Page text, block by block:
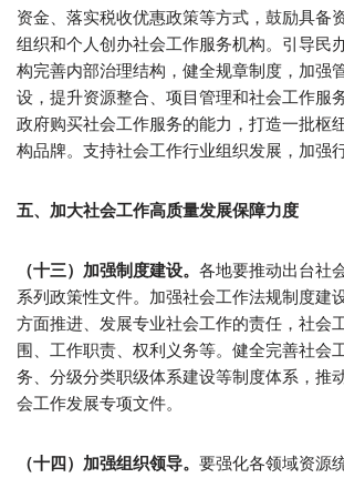
资金、落实税收优惠政策等方式，鼓励具备
组织和个人创办社会工作服务机构。引导民
构完善内部治理结构，健全规章制度，加强
设，提升资源整合、项目管理和社会工作服
政府购买社会工作服务的能力，打造一批枢
构品牌。支持社会工作行业组织发展，加强
五、加大社会工作高质量发展保障力度
（十三）加强制度建设。 各地要推动出台社
系列政策性文件。加强社会工作法规制度建
方面推进、发展专业社会工作的责任，社会
围、工作职责、权利义务等。健全完善社会
务、分级分类职级体系建设等制度体系，推
会工作发展专项文件。
（十四）加强组织领导。 要强化各领域资源